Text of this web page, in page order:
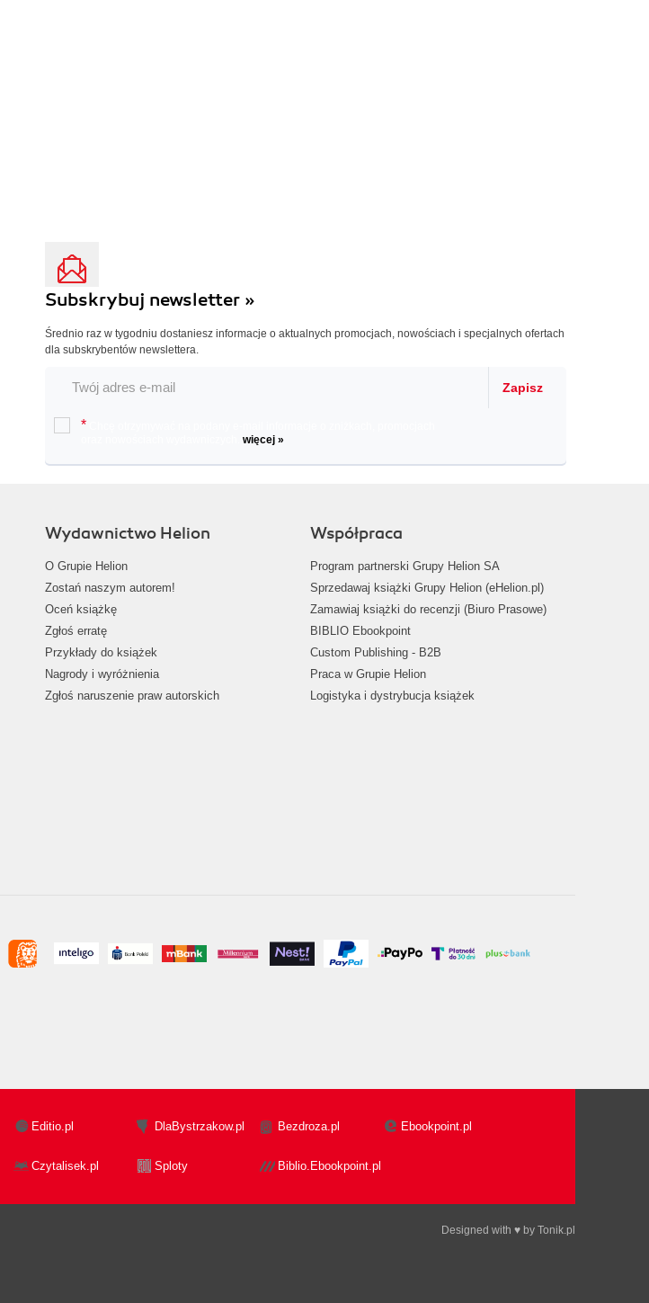
Subskrybuj newsletter »
Średnio raz w tygodniu dostaniesz informacje o aktualnych promocjach, nowościach i specjalnych ofertach
dla subskrybentów newslettera.
Zapisz
*
więcej »
Wydawnictwo Helion
O Grupie Helion
Zostań naszym autorem!
Oceń książkę
Zgłoś erratę
Przykłady do książek
Nagrody i wyróżnienia
Zgłoś naruszenie praw autorskich
Współpraca
Program partnerski Grupy Helion SA
Sprzedawaj książki Grupy Helion (eHelion.pl)
Zamawiaj książki do recenzji (Biuro Prasowe)
BIBLIO Ebookpoint
Custom Publishing - B2B
Praca w Grupie Helion
Logistyka i dystrybucja książek
Editio.pl DlaBystrzakow.pl Bezdroza.pl Ebookpoint.pl
Czytalisek.pl Sploty Biblio.Ebookpoint.pl
Designed with ♥ by Tonik.pl